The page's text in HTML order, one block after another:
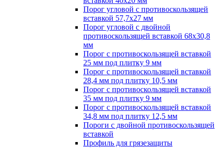
Порог угловой с противоскользящей
вставкой 57,7х27 мм
Порог угловой с двойной
противоскользящей вставкой 68х30,8
мм
Порог с противоскользящей вставкой
25 мм под плитку 9 мм
Порог с противоскользящей вставкой
28,4 мм под плитку 10,5 мм
Порог с противоскользящей вставкой
35 мм под плитку 9 мм
Порог с противоскользящей вставкой
34,8 мм под плитку 12,5 мм
Пороги с двойной противоскользящей
вставкой
Профиль для грязезащиты